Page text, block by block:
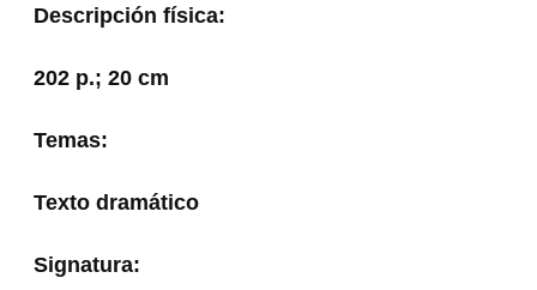
Descripción física:
202 p.; 20 cm
Temas:
Texto dramático
Signatura: